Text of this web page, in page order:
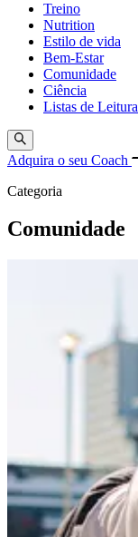
Treino
Nutrition
Estilo de vida
Bem-Estar
Comunidade
Ciência
Listas de Leitura
Adquira o seu Coach
Categoria
Comunidade